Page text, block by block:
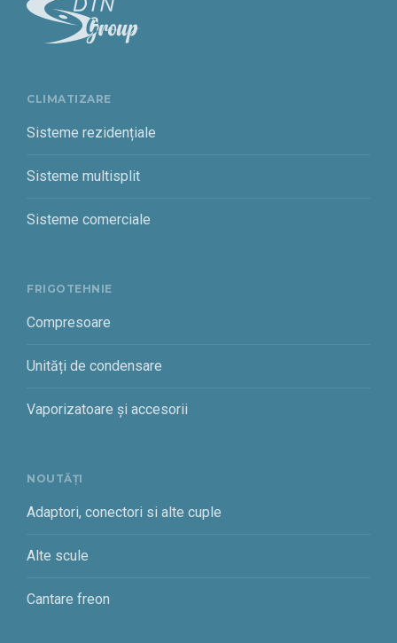
CLIMATIZARE
Sisteme rezidențiale
Sisteme multisplit
Sisteme comerciale
FRIGOTEHNIE
Compresoare
Unități de condensare
Vaporizatoare și accesorii
NOUTĂȚI
Adaptori, conectori si alte cuple
Alte scule
Cantare freon